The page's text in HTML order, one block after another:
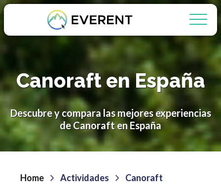
Canoraft en España
Descubre y compara las mejores experiencias
de Canoraft en España
Home Actividades Canoraft